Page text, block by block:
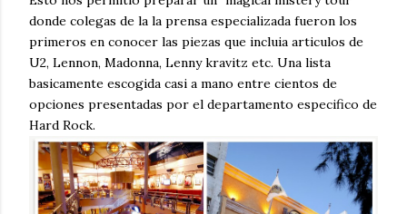
donde colegas de la la prensa especializada fueron los
primeros en conocer las piezas que incluia articulos de
U2, Lennon, Madonna, Lenny kravitz etc. Una lista
basicamente escogida casi a mano entre cientos de
opciones presentadas por el departamento especifico de
Hard Rock.